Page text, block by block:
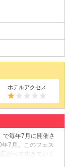
ホテルアクセス
で毎年7月に開催さ
7月。このフェス
がって生きていく
POP、ロック、パ